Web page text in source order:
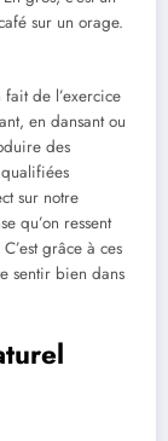
sur un orage.
de l’exercice
en dansant ou
des
sur notre
qu’on ressent
grâce à ces
sentir bien dans